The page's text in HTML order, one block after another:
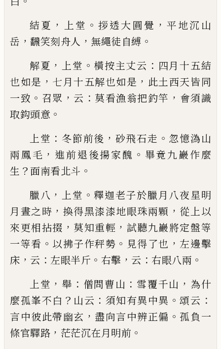
結夏 ， 上堂 。拶透大圓覺 ，平地沉山
岳 ， 飜笑刻舟人 ， 無繩徒自縛 。
解夏 ， 上堂 。 橫按主丈云 ： 四月十五結
也如是 ， 七月十五解也如是 ， 此土西天皆同
一致 。 召眾 ， 云 ： 莫看漁翁把釣竿 ， 會須識
取鈎頭意 。
上堂 ： 冬節前後 ， 砂飛石走 。 忽憶溈山
兩鳳毛 ， 進前退後揚家醜 。 畢竟九巖作麼
生 ？ 面南看北斗 。
臘八 ， 上堂 。釋迦老子於臘月八夜星明
月晝之時 ， 換得黑漆漆地眼珠兩顆 ， 從上以
來更相拈掇 ， 莫知重輕 ， 試聽九巖將定盤等
一等看 。 以拂子作秤勢 。 見得了也 ， 左邊擊
床 ， 云 ： 左眼半斤 。 右擊 ， 云 ： 右眼八兩 。
上堂 ， 舉 ： 僧問曹山 ： 雪覆千山 ， 為什
麼孤峯不白 ？ 山云 ： 須知有異中異 。頌云 ：
言中彼此帶幽玄 ， 盡向言中辨正偏 。 孤負一
條官驛路 ， 茫茫沉在月明前 。